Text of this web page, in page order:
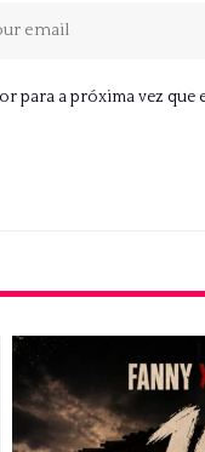
para a próxima vez que